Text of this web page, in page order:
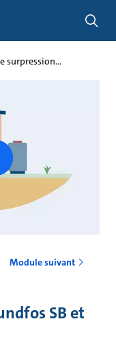
surpression...
Module suivant
SB et